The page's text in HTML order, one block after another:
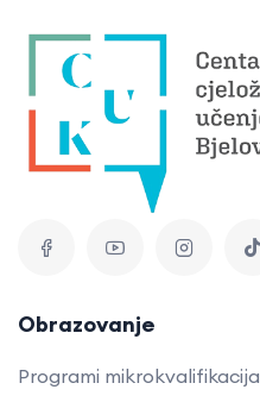
Obrazovanje
Programi mikrokvalifikacija